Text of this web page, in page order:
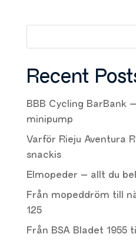
Recent
BBB Cycling BarBank
minipump
Varför Rieju Aventura
snackis
Elmopeder – allt du
Från mopeddröm till
125
Från BSA Bladet 1955